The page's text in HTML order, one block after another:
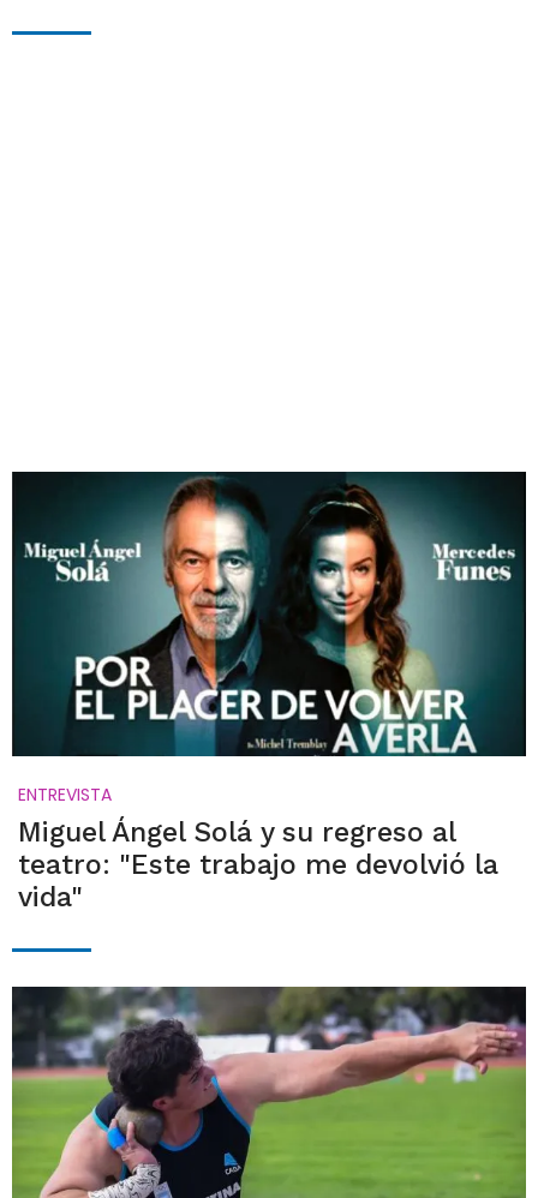
ENTREVISTA
Miguel Ángel Solá y su regreso al
teatro: "Este trabajo me devolvió la
vida"